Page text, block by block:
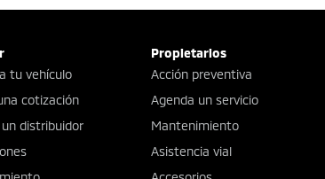
tu vehículo
cotización
distribuidor
Propietarios
Acción preventiva
Agenda un servicio
Mantenimiento
Asistencia vial